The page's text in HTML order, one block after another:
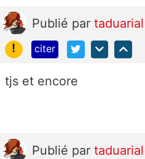
Publié par taduarial
!
citer
tjs et encore
Publié par taduarial